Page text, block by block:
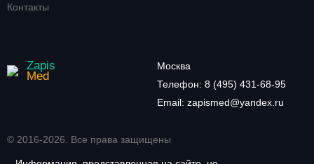
Контакты
Zapis
Med
Москва
Телефон: 8 (495) 431-68-95
Email: zapismed@yandex.ru
© 2016-2026. Все права защищены